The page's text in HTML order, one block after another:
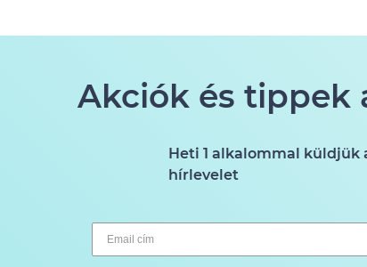
Akciók és tippek
Heti 1 alkalommal küldjük
hírlevelet